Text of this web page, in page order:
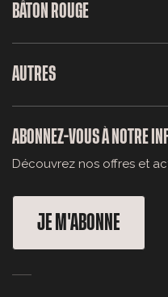
BÂTON ROUGE
AUTRES
ABONNEZ-VOUS À NOTRE
Découvrez nos offres et
JE M'ABONNE